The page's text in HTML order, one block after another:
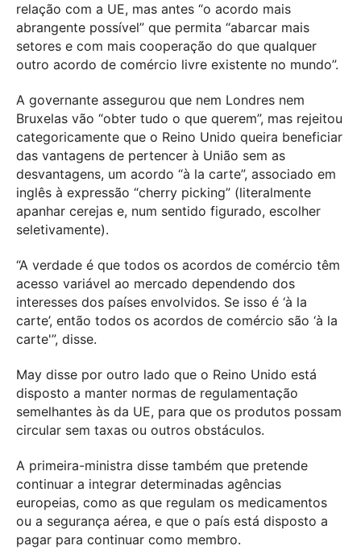
relação com a UE, mas antes “o acordo mais
abrangente possível” que permita “abarcar mais
setores e com mais cooperação do que qualquer
outro acordo de comércio livre existente no mundo”.
A governante assegurou que nem Londres nem
Bruxelas vão “obter tudo o que querem”, mas rejeitou
categoricamente que o Reino Unido queira beneficiar
das vantagens de pertencer à União sem as
desvantagens, um acordo “à la carte”, associado em
inglês à expressão “cherry picking” (literalmente
apanhar cerejas e, num sentido figurado, escolher
seletivamente).
“A verdade é que todos os acordos de comércio têm
acesso variável ao mercado dependendo dos
interesses dos países envolvidos. Se isso é ‘à la
carte’, então todos os acordos de comércio são ‘à la
carte'”, disse.
May disse por outro lado que o Reino Unido está
disposto a manter normas de regulamentação
semelhantes às da UE, para que os produtos possam
circular sem taxas ou outros obstáculos.
A primeira-ministra disse também que pretende
continuar a integrar determinadas agências
europeias, como as que regulam os medicamentos
ou a segurança aérea, e que o país está disposto a
pagar para continuar como membro.